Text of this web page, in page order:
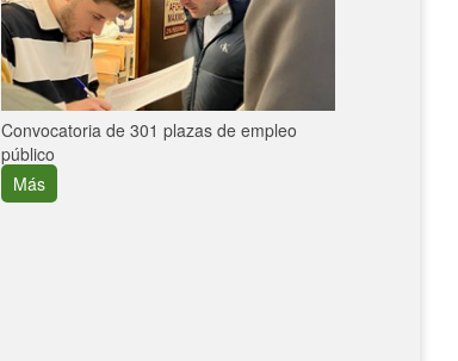
Convocatoria de 301 plazas de empleo
público
Más